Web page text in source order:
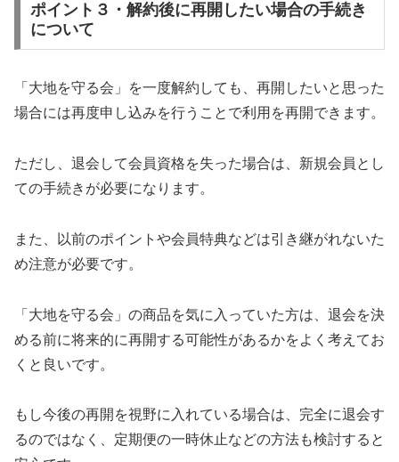
ポイント３・解約後に再開したい場合の手続き
について
「大地を守る会」を一度解約しても、再開したいと思った
場合には再度申し込みを行うことで利用を再開できます。
ただし、退会して会員資格を失った場合は、新規会員とし
ての手続きが必要になります。
また、以前のポイントや会員特典などは引き継がれないた
め注意が必要です。
「大地を守る会」の商品を気に入っていた方は、退会を決
める前に将来的に再開する可能性があるかをよく考えてお
くと良いです。
もし今後の再開を視野に入れている場合は、完全に退会す
るのではなく、定期便の一時休止などの方法も検討すると